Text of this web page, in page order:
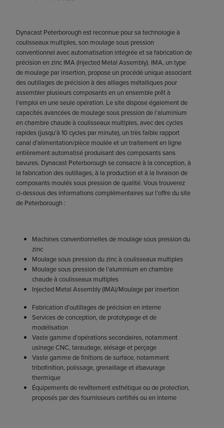
Dynacast Peterborough est reconnue pour sa technologie à
coulisseaux multiples, son moulage sous pression
conventionnel avec automatisation intégrée et sa fabrication de
précision en zinc IMA (Injected Metal Assembly). IMA, un type
de moulage par insertion, propose un procédé unique associant
des outillages de précision à des alliages métalliques pour
assembler plusieurs composants en un ensemble prêt à
l’emploi en une seule opération. Le site dispose également de
capacités avancées de moulage sous pression de l’aluminium
en chambre chaude à coulisseaux multiples, avec des cycles
rapides (jusqu’à 10 cycles par minute), un très faible rapport
canal d’alimentation/pièce moulée et un traitement en ligne
entièrement automatisé produisant des composants sans
bavures. Dynacast Peterborough se consacre à la conception, à
la fabrication des outillages, à la production et à la livraison de
composants moulés sous pression de qualité. Vous trouverez
ci-dessous des informations complémentaires sur l’offre du site
de Peterborough :
Machines conventionnelles de moulage sous pression du
zinc
Moulage sous pression du zinc à coulisseaux multiples
Moulage sous pression de l’aluminium en chambre
chaude à coulisseaux multiples
Injected Metal Assembly (IMA)/Moulage par insertion
Fabrication d’outillages de précision en interne
Services de conception, de prototypage et de
modélisation
Vaste gamme d’opérations secondaires, notamment
usinage CNC, taraudage, alésage et perçage
Vaste gamme de finitions de surface, notamment
tribofinition, polissage, grenaillage et ébavurage
thermique
Équipements de revêtement esthétique ou de protection,
proposés par des fournisseurs certifiés ou en interne